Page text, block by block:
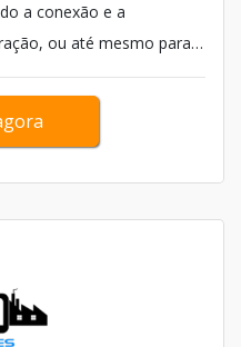
a conexão e a
ou até mesmo para